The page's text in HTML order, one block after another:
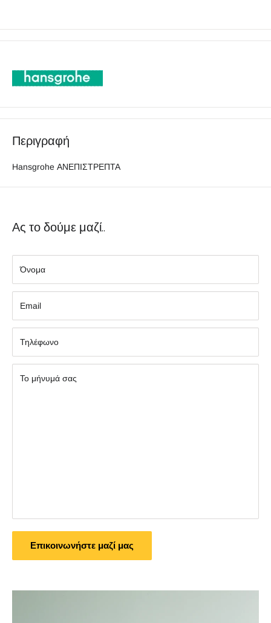
Περιγραφή
Hansgrohe ΑΝΕΠΙΣΤΡΕΠΤΑ
Ας το δούμε μαζί..
Όνομα
Εmail
Τηλέφωνο
Το μήνυμά σας
Επικοινωνήστε μαζί μας